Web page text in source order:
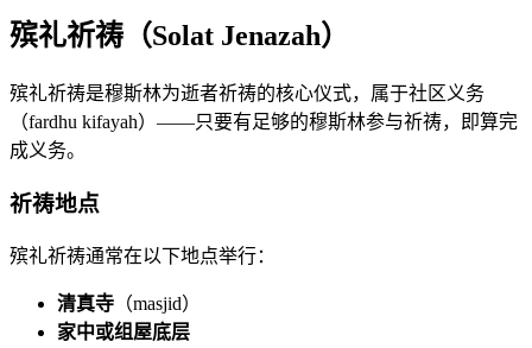
殡礼祈祷（Solat Jenazah）
殡礼祈祷是穆斯林为逝者祈祷的核心仪式，属于社区义务
（fardhu kifayah）——只要有足够的穆斯林参与祈祷，即算完
成义务。
祈祷地点
殡礼祈祷通常在以下地点举行：
清真寺 （masjid）
家中或组屋底层